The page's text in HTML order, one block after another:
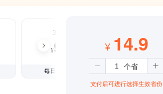
3个月
¥99
每日仅1.08元
¥ 14.9
支付后可进行选择生效省份